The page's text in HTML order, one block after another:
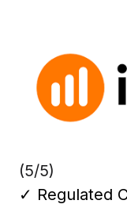
(5/5)
✓ Regulated